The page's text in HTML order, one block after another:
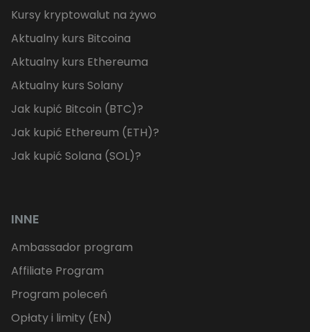
Kursy kryptowalut na żywo
Aktualny kurs Bitcoina
Aktualny kurs Ethereuma
Aktualny kurs Solany
Jak kupić Bitcoin (BTC)?
Jak kupić Ethereum (ETH)?
Jak kupić Solana (SOL)?
INNE
Ambassador program
Affiliate Program
Program poleceń
Opłaty i limity (EN)